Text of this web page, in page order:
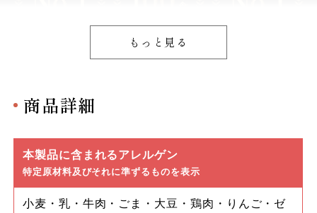
もっと見る
商品詳細
本製品に含まれるアレルゲン
特定原材料及びそれに準ずるものを表示
小麦・乳・牛肉・ごま・大豆・鶏肉・りんご・ゼ